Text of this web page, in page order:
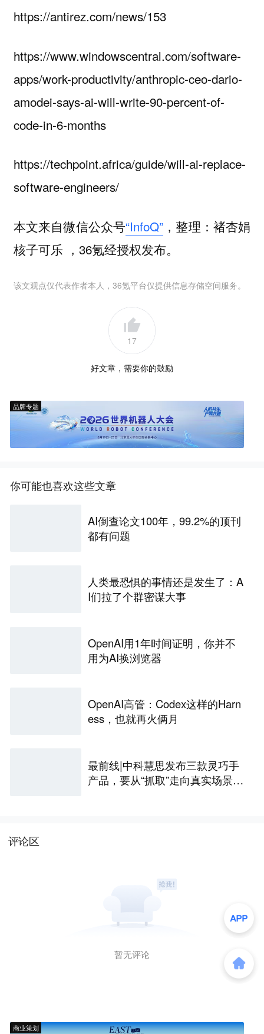
https://antirez.com/news/153
https://www.windowscentral.com/software-
apps/work-productivity/anthropic-ceo-dario-
amodei-says-ai-will-write-90-percent-of-
code-in-6-months
https://techpoint.africa/guide/will-ai-replace-
software-engineers/
本文来自微信公众号“InfoQ” ，整理：褚杏娟
核子可乐 ，36氪经授权发布。
该文观点仅代表作者本人，36氪平台仅提供信息存储空间服务。
17
好文章，需要你的鼓励
品牌专题
你可能也喜欢这些文章
AI倒查论文100年，99.2%的顶刊
都有问题
人类最恐惧的事情还是发生了：A
I们拉了个群密谋大事
OpenAI用1年时间证明，你并不
用为AI换浏览器
OpenAI高管：Codex这样的Harn
ess，也就再火俩月
最前线|中科慧思发布三款灵巧手
产品，要从“抓取”走向真实场景作
评论区
暂无评论
商业策划